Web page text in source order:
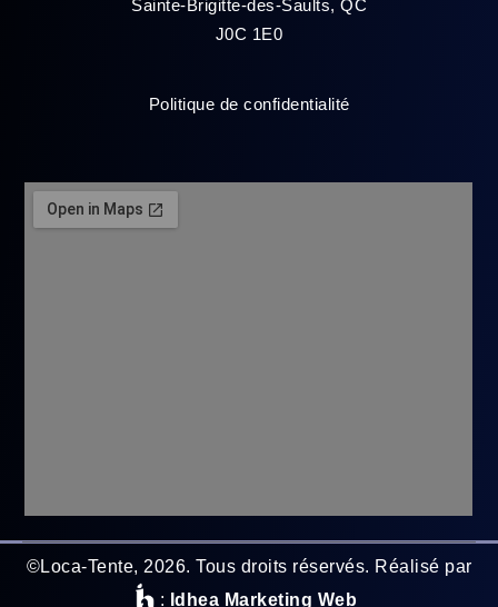
Sainte-Brigitte-des-Saults, QC
J0C 1E0
Politique de confidentialité
©Loca-Tente, 2026. Tous droits réservés. Réalisé par
: Idhea Marketing Web